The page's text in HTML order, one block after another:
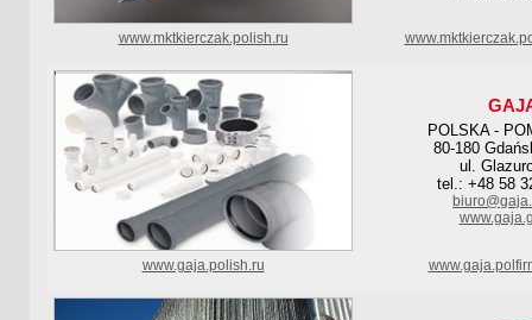
www.mktkierczak.polish.ru
POLSKA -
80-180
ul.
tel.: +48 58
www.gaja.polish.ru